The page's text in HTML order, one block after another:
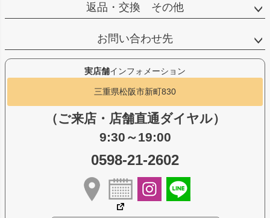
返品・交換 その他
お問い合わせ先
実店舗インフォメーション
三重県松阪市新町830
（ご来店・店舗直通ダイヤル）
9:30～19:00
0598-21-2602